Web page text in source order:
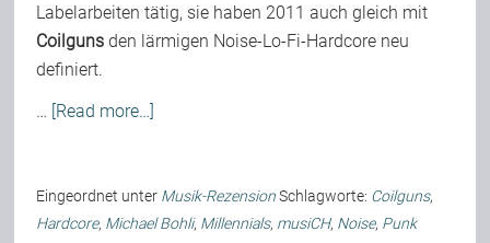
Kontakt
Labelarbeiten tätig, sie haben 2011 auch gleich mit
Coilguns den lärmigen Noise-Lo-Fi-Hardcore neu
definiert.
… [Read more…]
Eingeordnet unter Musik-Rezension Schlagworte: Coilguns,
Hardcore, Michael Bohli, Millennials, musiCH, Noise, Punk